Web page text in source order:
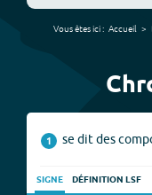
Vous êtes ici : Accueil
1 se dit des
SIGNE DÉFINITION LSF